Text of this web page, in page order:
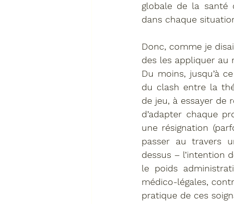
globale de la santé
dans chaque
Donc, comme je
des les appliquer au
Du moins, jusqu’à
du clash entre la
de jeu, à essayer de
d’adapter chaque
une résignation
passer au travers
dessus – l’intention
le poids
médico-légales,
pratique de ces